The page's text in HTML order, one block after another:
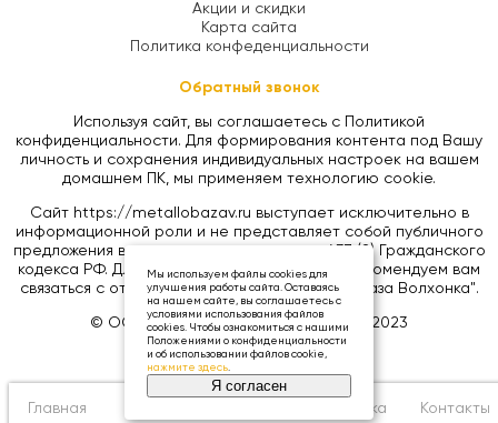
Главная Доставка Контакты
Акции и скидки
Карта сайта
Политика конфеденциальности
Обратный звонок
Используя сайт, вы соглашаетесь с Политикой
конфиденциальности. Для формирования контента под Вашу
личность и сохранения индивидуальных настроек на вашем
домашнем ПК, мы применяем технологию cookie.
Сайт https://metallobazav.ru выступает исключительно в
информационной роли и не представляет собой публичного
предложения в соответствии со статьей 437 (2) Гражданского
кодекса РФ. Для уточнения цен на товары, рекомендуем вам
связаться с отделом продаж ООО "Металлобаза Волхонка".
© ООО «МЕТАЛЛОБАЗА ВОЛХОНКА», 2023
Мы используем файлы cookies для
улучшения работы сайта. Оставаясь
на нашем сайте, вы соглашаетесь с
условиями использования файлов
cookies. Чтобы ознакомиться с нашими
Положениями о конфиденциальности
и об использовании файлов cookie,
нажмите здесь.
Я согласен